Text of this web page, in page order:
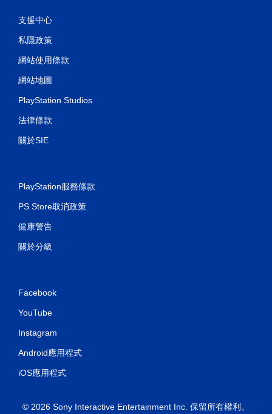
支援中心
私隱政策
網站使用條款
網站地圖
PlayStation Studios
法律條款
關於SIE
PlayStation服務條款
PS Store取消政策
健康警告
關於分級
Facebook
YouTube
Instagram
Android應用程式
iOS應用程式
© 2026 Sony Interactive Entertainment Inc. 保留所有權利。